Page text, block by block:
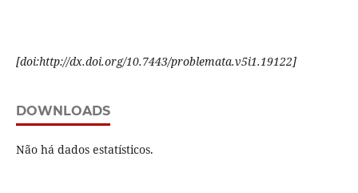
[doi:http://dx.doi.org/10.7443/problemata.v5i1.19122]
DOWNLOADS
Não há dados estatísticos.